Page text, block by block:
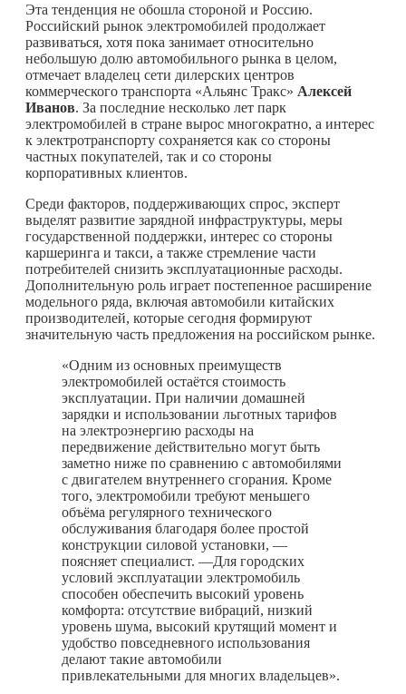
Эта тенденция не обошла стороной и Россию.
Российский рынок электромобилей продолжает
развиваться, хотя пока занимает относительно
небольшую долю автомобильного рынка в целом,
отмечает владелец сети дилерских центров
коммерческого транспорта «Альянс Тракс» Алексей
Иванов. За последние несколько лет парк
электромобилей в стране вырос многократно, а интерес
к электротранспорту сохраняется как со стороны
частных покупателей, так и со стороны
корпоративных клиентов.
Среди факторов, поддерживающих спрос, эксперт
выделят развитие зарядной инфраструктуры, меры
государственной поддержки, интерес со стороны
каршеринга и такси, а также стремление части
потребителей снизить эксплуатационные расходы.
Дополнительную роль играет постепенное расширение
модельного ряда, включая автомобили китайских
производителей, которые сегодня формируют
значительную часть предложения на российском рынке.
«Одним из основных преимуществ
электромобилей остаётся стоимость
эксплуатации. При наличии домашней
зарядки и использовании льготных тарифов
на электроэнергию расходы на
передвижение действительно могут быть
заметно ниже по сравнению с автомобилями
с двигателем внутреннего сгорания. Кроме
того, электромобили требуют меньшего
объёма регулярного технического
обслуживания благодаря более простой
конструкции силовой установки, —
поясняет специалист. —Для городских
условий эксплуатации электромобиль
способен обеспечить высокий уровень
комфорта: отсутствие вибраций, низкий
уровень шума, высокий крутящий момент и
удобство повседневного использования
делают такие автомобили
привлекательными для многих владельцев».